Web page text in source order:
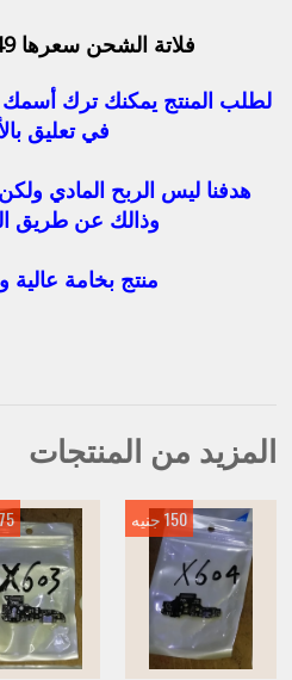
فلاتة الشحن سعرها 149 جنية مصري .
لطلب المنتج يمكنك ترك
في تعليق
هدفنا ليس الربح المادي
وذالك عن طريق
منتج بخامة
المزيد من المنتجات
150 جنيه 275